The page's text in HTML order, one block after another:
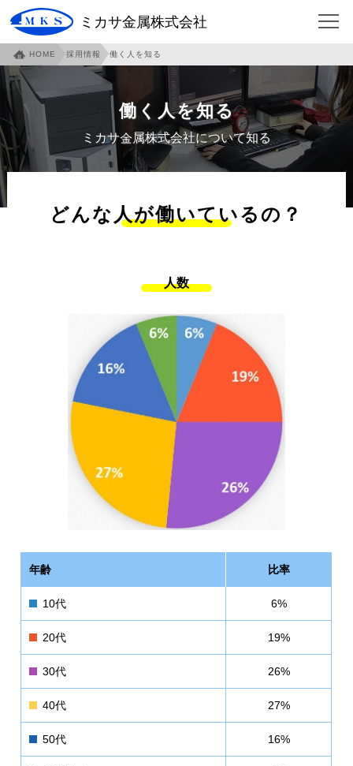
ミカサ金属株式会社
HOME 会社について
企業概要 ご挨拶
本社・泉北工場紹介
本社アクセスマップ 伊賀工場紹介
各部門紹介
フィンガージョイント 必見！フィンガージョイント
Hybridジェットチタンコーティン
ＭＫＳジョイントシール
製品ギャラリー 採用情報
働く人を知る
プロジェクトストーリー
新卒採用向け
採用Ｑ&A
HOME 採用情報 働く人を知る
働く人を知る
ミカサ金属株式会社について知る
どんな人が働いているの？
人数
年齢 比率
10代 6%
20代 19%
30代 26%
40代 27%
50代 16%